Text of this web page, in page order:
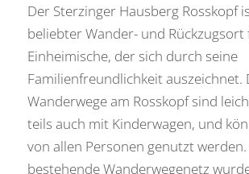
Der Sterzinger Hausberg Rosskopf
beliebter Wander- und Rückzugsort
Einheimische, der sich durch seine
Familienfreundlichkeit auszeichnet.
Wanderwege am Rosskopf sind
teils auch mit Kinderwagen, und
von allen Personen genutzt werden.
bestehende Wanderwegenetz